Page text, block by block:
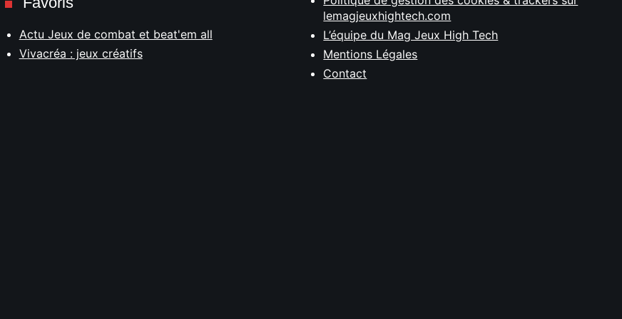
Actu Jeux de combat et beat'em all
Vivacréa : jeux créatifs
lemagjeuxhightech.com
L’équipe du Mag Jeux High Tech
Mentions Légales
Contact